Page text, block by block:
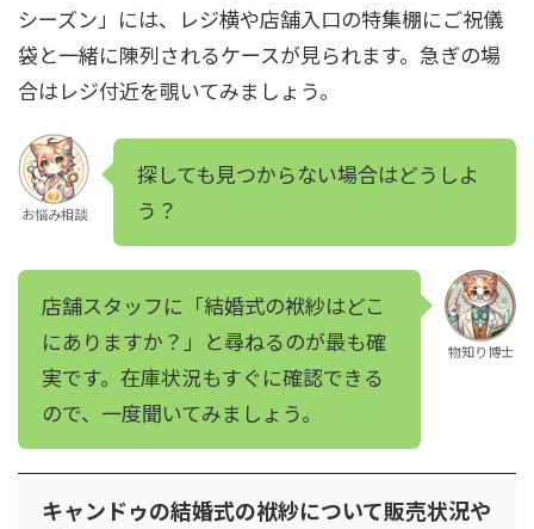
シーズン」には、レジ横や店舗入口の特集棚にご祝儀
袋と一緒に陳列されるケースが見られます。急ぎの場
合はレジ付近を覗いてみましょう。
お悩み相談
探しても見つからない場合はどうしよ
う？
店舗スタッフに「結婚式の袱紗はどこ
にありますか？」と尋ねるのが最も確
実です。在庫状況もすぐに確認できる
ので、一度聞いてみましょう。
物知り博士
キャンドゥの結婚式の袱紗について販売状況や